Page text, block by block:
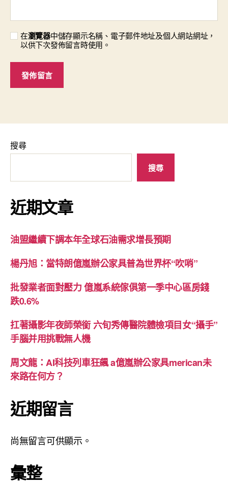
在瀏覽器中儲存顯示名稱、電子郵件地址及個人網站網址，
以供下次發佈留言時使用。
搜尋
搜尋
近期文章
油盟繼續下調本年全球石油需求增長預期
楊丹旭：當特朗億嵐辦公家具普為世界杯“吹哨”
批發業者面對壓力 億嵐系統傢俱第一季中心區房錢
跌0.6%
扛著攝影年夜師榮銜 六旬秀傳醫院體檢項目女“攝手”
手腦并用挑戰無人機
周文龍：AI科技列車狂飆 a億嵐辦公家具merican未
來路在何方？
近期留言
尚無留言可供顯示。
彙整